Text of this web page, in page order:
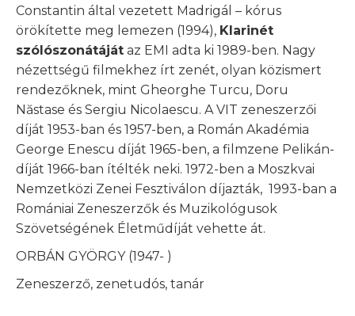
Constantin által vezetett Madrigál – kórus
örökítette meg lemezen (1994), Klarinét
szólószonátáját az EMI adta ki 1989-ben. Nagy
nézettségű filmekhez írt zenét, olyan közismert
rendezőknek, mint Gheorghe Turcu, Doru
Năstase és Sergiu Nicolaescu. A VIT zeneszerzői
díját 1953-ban és 1957-ben, a Román Akadémia
George Enescu díját 1965-ben, a filmzene Pelikán-
díját 1966-ban ítélték neki. 1972-ben a Moszkvai
Nemzetközi Zenei Fesztiválon díjazták, 1993-ban a
Romániai Zeneszerzők és Muzikológusok
Szövetségének Életműdíját vehette át.
ORBÁN GYÖRGY (1947- )
Zeneszerző, zenetudós, tanár